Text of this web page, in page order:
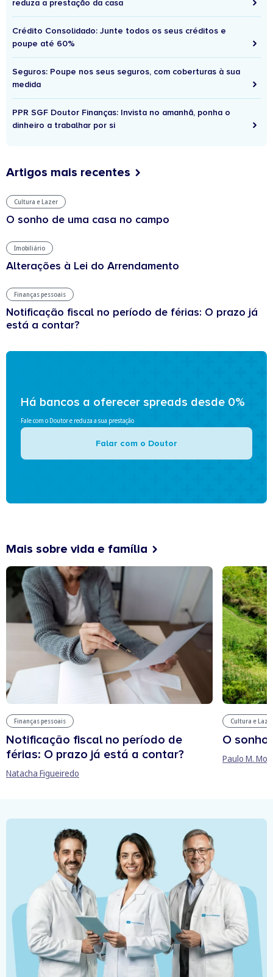
reduza a prestação da casa
Crédito Consolidado: Junte todos os seus créditos e
poupe até 60%
Seguros: Poupe nos seus seguros, com coberturas à sua
medida
PPR SGF Doutor Finanças: Invista no amanhã, ponha o
dinheiro a trabalhar por si
Artigos mais recentes
Cultura e Lazer
O sonho de uma casa no campo
Imobiliário
Alterações à Lei do Arrendamento
Finanças pessoais
Notificação fiscal no período de férias: O prazo já
está a contar?
Há bancos a oferecer spreads desde 0%
Fale com o Doutor e reduza a sua prestação
Falar com o Doutor
Mais sobre vida e família
Finanças pessoais
Notificação fiscal no período de
férias: O prazo já está a contar?
Natacha Figueiredo
Cultura e
O sonho
Paulo M.